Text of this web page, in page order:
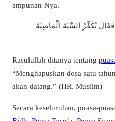
ampunan-Nya.
يُكَفِّرُ السَّنَةَ الْمَاضِيَةَ
Rasulullah ditanya tentang
“Menghapuskan dosa satu
akan datang.” (HR. Muslim)
Secara keseluruhan, puasa-